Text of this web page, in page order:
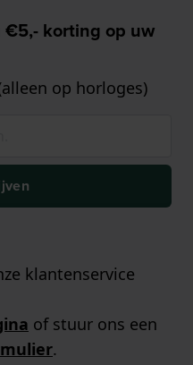
korting op uw
op horloges)
klantenservice
of stuur ons een
.